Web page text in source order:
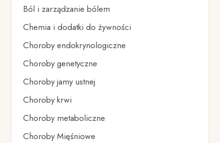
Ból i zarządzanie bólem
Chemia i dodatki do żywności
Choroby endokrynologiczne
Choroby genetyczne
Choroby jamy ustnej
Choroby krwi
Choroby metaboliczne
Choroby Mięśniowe